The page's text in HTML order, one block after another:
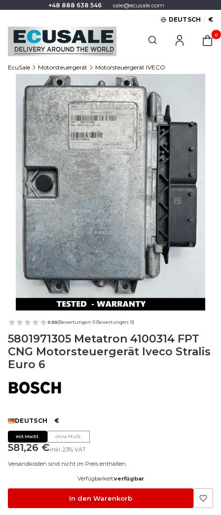
+48 888 638 546
sale@ecusale.com
DEUTSCH
€
Suchmaschine öffnen
EcuSale Motorsteuergerät Motorsteuergerät IVECO
0.00(Bewertungen: 0 Bewertungen: 0)
5801971305 Metatron 4100314 FPT
CNG Motorsteuergerät Iveco Stralis
Euro 6
DEUTSCH €
mit MwSt. ohne MwSt.
Preis
581,26 €inkl. 23% VAT
Versandkosten sind nicht im Preis enthalten.
Verfügbarkeit:verfügbar
In den Warenkorb